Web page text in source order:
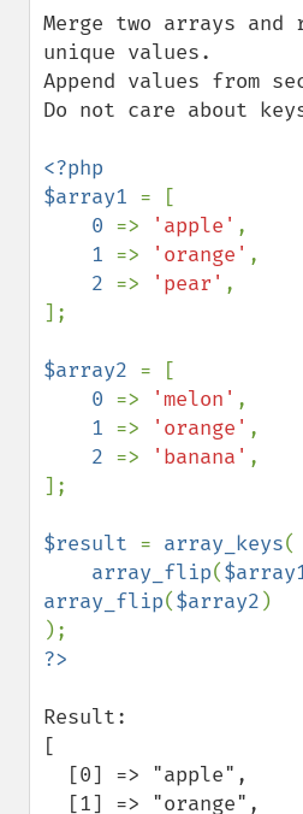
Merge two arrays
unique values.
Append values from
Do not care about
<?php
$array1 = [
0 => 'apple' ,
1 => 'orange' ,
2 => 'pear' ,
];
$array2 = [
0 => 'melon' ,
1 => 'orange' ,
2 => 'banana' ,
];
$result = array_keys(
array_flip(
array_flip($array2 )
Result:
[